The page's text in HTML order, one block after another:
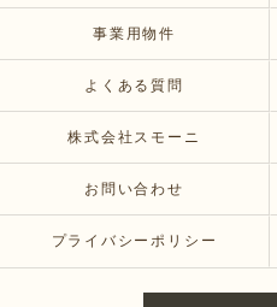
事業用物件
よくある質問
株式会社スモーニ
お問い合わせ
プライバシーポリシー